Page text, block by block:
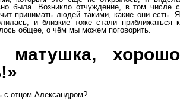
была. Возникло отчуждение, в том числе с
принимать людей такими, какие они есть. Я
и близкие тоже стали приближаться к
общее, о чём мы можем поговорить.
матушка, хорошо
с отцом Александром?